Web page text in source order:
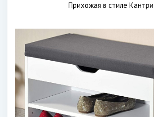
Прихожая в стиле Кантри